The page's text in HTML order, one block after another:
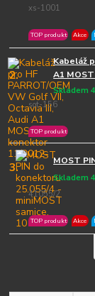
xs-1001
TOP produkt Akce
2.
Kabeláž
A1
sot-156
Skladem
TOP produkt
3. MOST
41055/2
Skladem
TOP produkt Akce